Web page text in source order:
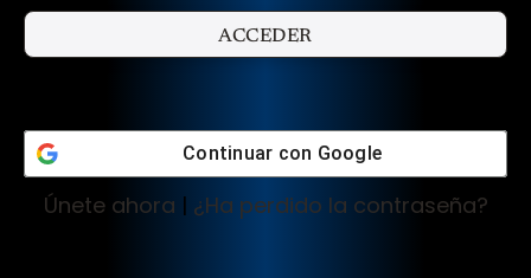
Continuar con Google
Únete ahora | ¿Ha perdido la contraseña?